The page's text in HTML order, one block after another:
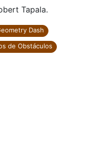
Tapala.
Dash
de Obstáculos